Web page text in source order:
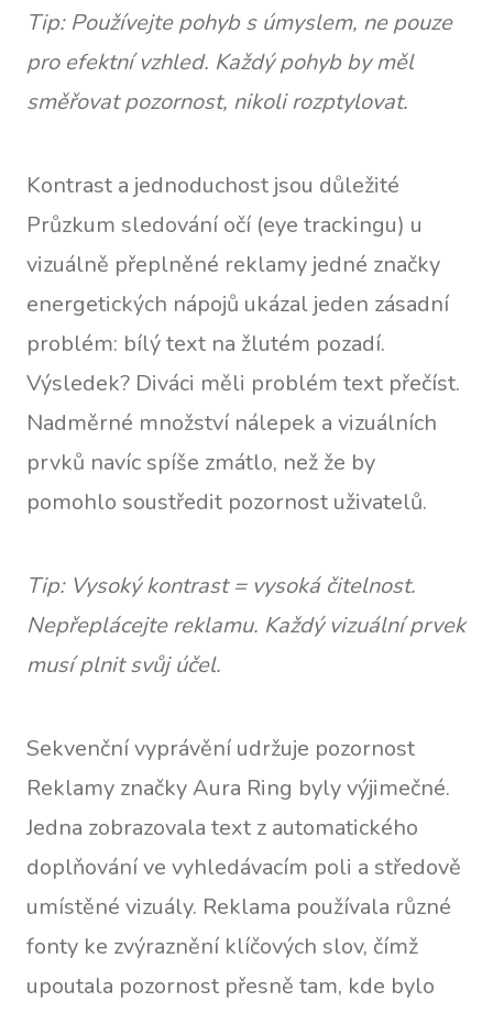
Tip: Používejte pohyb s úmyslem, ne pouze
pro efektní vzhled. Každý pohyb by měl
směřovat pozornost, nikoli rozptylovat.
Kontrast a jednoduchost jsou důležité
Průzkum sledování očí (eye trackingu) u
vizuálně přeplněné reklamy jedné značky
energetických nápojů ukázal jeden zásadní
problém: bílý text na žlutém pozadí.
Výsledek? Diváci měli problém text přečíst.
Nadměrné množství nálepek a vizuálních
prvků navíc spíše zmátlo, než že by
pomohlo soustředit pozornost uživatelů.
Tip: Vysoký kontrast = vysoká čitelnost.
Nepřeplácejte reklamu. Každý vizuální prvek
musí plnit svůj účel.
Sekvenční vyprávění udržuje pozornost
Reklamy značky Aura Ring byly výjimečné.
Jedna zobrazovala text z automatického
doplňování ve vyhledávacím poli a středově
umístěné vizuály. Reklama používala různé
fonty ke zvýraznění klíčových slov, čímž
upoutala pozornost přesně tam, kde bylo